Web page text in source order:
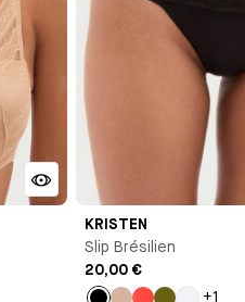
KRISTEN
Slip Brésilien
20,00 €
+1